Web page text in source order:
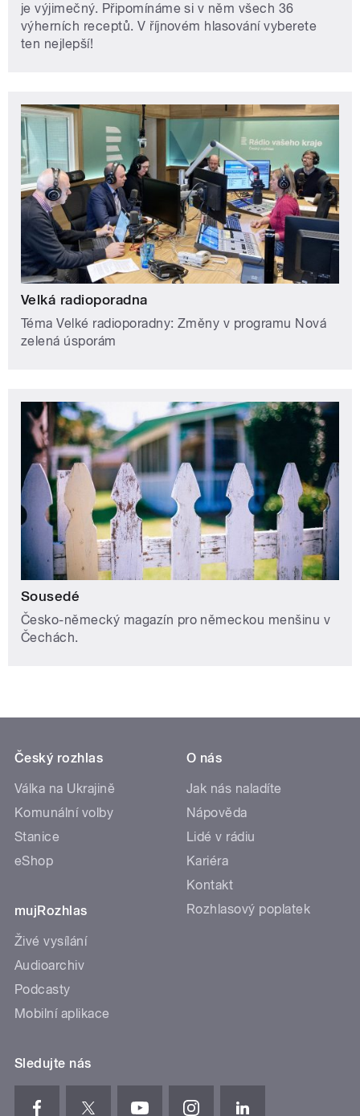
je výjimečný. Připomínáme si v něm všech 36
výherních receptů. V říjnovém hlasování vyberete
ten nejlepší!
Velká radioporadna
Téma Velké radioporadny: Změny v programu Nová
zelená úsporám
Sousedé
Česko-německý magazín pro německou menšinu v
Čechách.
Český rozhlas
Válka na Ukrajině
Komunální volby
Stanice
eShop
mujRozhlas
Živé vysílání
Audioarchiv
Podcasty
Mobilní aplikace
O nás
Jak nás naladíte
Nápověda
Lidé v rádiu
Kariéra
Kontakt
Rozhlasový poplatek
Sledujte nás